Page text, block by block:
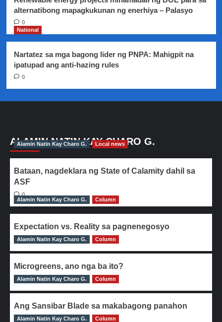
alternatibong mapagkukunan ng enerhiya – Palasyo
0
National
Nartatez sa mga bagong lider ng PNPA: Mahigpit na
ipatupad ang anti-hazing rules
0
ALAMIN NATIN KAY CHARO G.
Alamin Natin Kay Charo G. Local news
Bataan, nagdeklara ng State of Calamity dahil sa
ASF
0
Alamin Natin Kay Charo G.
Column
Expectation vs. Reality sa pagnenegosyo
0
Alamin Natin Kay Charo G. Column
Microgreens, ano nga ba ito?
0
Alamin Natin Kay Charo G. Column
Ang Sansibar Blade sa makabagong panahon
0
Alamin Natin Kay Charo G. Column